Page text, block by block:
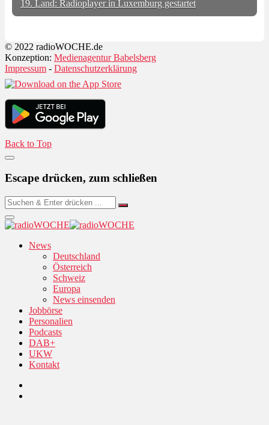
19. Land: Radioplayer in Luxemburg gestartet
© 2022 radioWOCHE.de
Konzeption: Medienagentur Babelsberg
Impressum - Datenschutzerklärung
Back to Top
Escape drücken, zum schließen
News
Deutschland
Österreich
Schweiz
Europa
News einsenden
Jobbörse
Personalien
Podcasts
DAB+
UKW
Kontakt